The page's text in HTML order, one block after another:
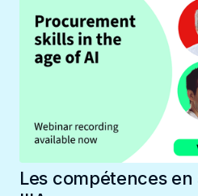
Les compétences